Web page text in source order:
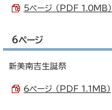
5ページ （PDF 1.0MB）
6ページ
新美南吉生誕祭
6ページ （PDF 1.1MB）